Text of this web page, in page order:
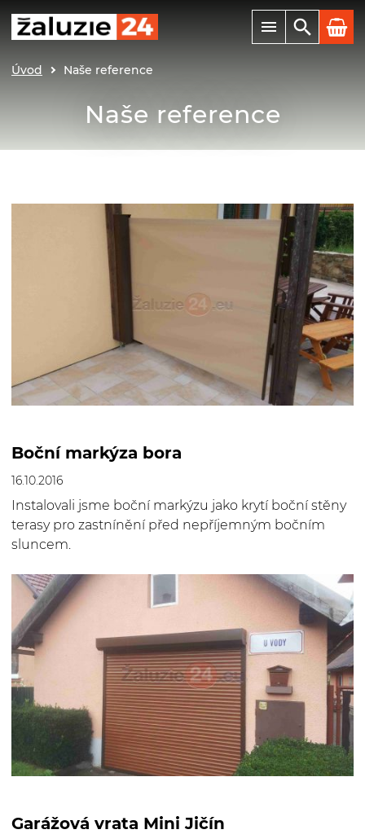
Úvod Naše reference
Naše reference
Boční markýza bora
16.10.2016
Instalovali jsme boční markýzu jako krytí boční stěny
terasy pro zastnínění před nepříjemným bočním
sluncem.
Garážová vrata Mini Jičín